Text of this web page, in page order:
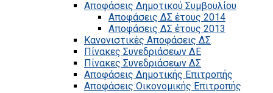
Αποφάσεις Δημοτικού Συμβουλίου
Αποφάσεις ΔΣ έτους 2014
Αποφάσεις ΔΣ έτους 2013
Κανονιστικές Αποφάσεις ΔΣ
Πίνακες Συνεδριάσεων ΔΕ
Πίνακες Συνεδριάσεων ΔΣ
Αποφάσεις Δημοτικής Επιτροπής
Αποφάσεις Οικονομικής Επιτροπής